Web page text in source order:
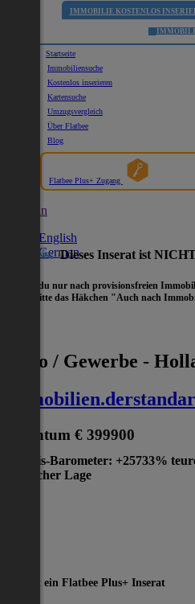
IMMOBILIE KOSTENLOS
Startseite
Immobiliensuche
Kostenlos inserieren
Kartensuche
Umzugsvergleich
Über Flatbee
Blog
Flatbee Plus+ Zugang
German
English
German
Hinweis:Dieses Inserat ist
- Wenn du nur nach provisionsfreien
bitte das Häkchen "Auch nach
Büro / Gewerbe -
Eigentum € 399900
Preis-Barometer: +25733%
gleicher Lage
Dies ist ein Flatbee Plus+ Inserat